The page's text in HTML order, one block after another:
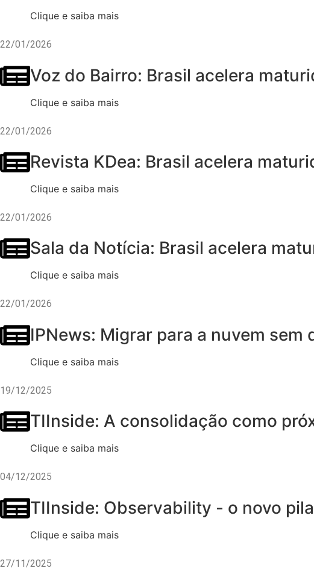
Clique e saiba mais
22/01/2026
Voz do Bairro: Brasil acelera
Clique e saiba mais
22/01/2026
Revista KDea: Brasil acelera
Clique e saiba mais
22/01/2026
Sala da Notícia: Brasil acelera
Clique e saiba mais
22/01/2026
IPNews: Migrar para a nuvem
Clique e saiba mais
19/12/2025
TIInside: A consolidação como
Clique e saiba mais
04/12/2025
TIInside: Observability - o novo
Clique e saiba mais
27/11/2025